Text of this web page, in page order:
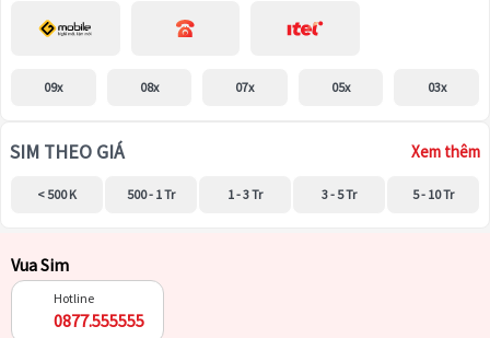
09x 08x 07x 05x 03x
SIM THEO GIÁ Xem thêm
< 500 K 500 - 1 Tr 1 - 3 Tr 3 - 5 Tr 5 - 10 Tr
Vua Sim
Hotline
0877.555555